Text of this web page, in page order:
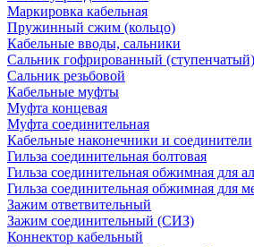
Маркировка кабельная
Пружинный сжим (кольцо)
Кабельные вводы, сальники
Сальник гофрированный (ступенчатый)
Сальник резьбовой
Кабельные муфты
Муфта концевая
Муфта соединительная
Кабельные наконечники и соединители
Гильза соединительная болтовая
Гильза соединительная обжимная для
Гильза соединительная обжимная для
Зажим ответвительный
Зажим соединительный (СИЗ)
Коннектор кабельный